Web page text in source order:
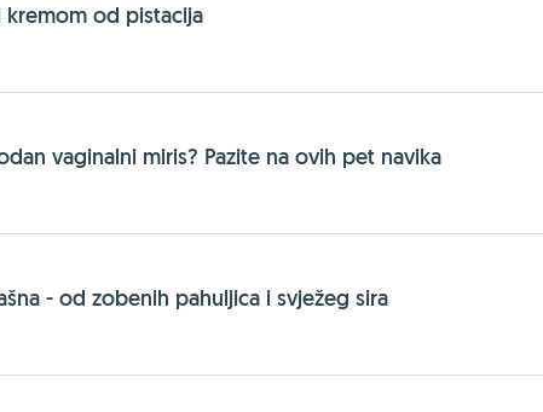
kremom od pistacija
vaginalni miris? Pazite na ovih pet navika
- od zobenih pahuljica i svježeg sira